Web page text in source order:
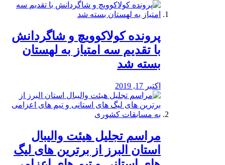
پرونده کولاکوویچ و شاگردانش
با تقدیم سه امتیاز به لهستان
بسته شد
اکتبر 17, 2019
مراسم تجلیل هیئت والیبال
استان البرز از برترین های لیگ